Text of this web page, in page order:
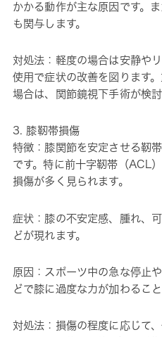
かかる動作が主な原因です。
も関与します。
対処法：軽度の場合は安静や
使用で症状の改善を図ります
場合は、関節鏡視下手術が検討
3. 膝靭帯損傷
特徴：膝関節を安定させる靭
です。特に前十字靭帯（ACL
損傷が多く見られます。
症状：膝の不安定感、腫れ、
どが現れます。
原因：スポーツ中の急な停止
どで膝に過度な力が加わること
対処法：損傷の程度に応じて